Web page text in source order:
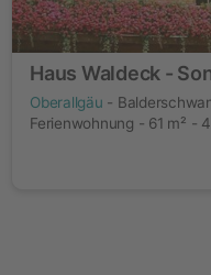
Haus Waldeck -
Oberallgäu -
Ferienwohnung - 61 m² -